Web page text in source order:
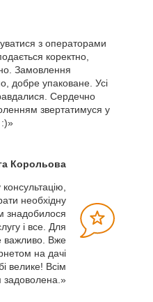
з операторами
коректно,
Замовлення
добре упаковане. Усі
Сердечно
звертатимуся у
Корольова
необхідну
знадобилося
і все. Для
важливо. Вже
на дачі
велике! Всім
задоволена.»